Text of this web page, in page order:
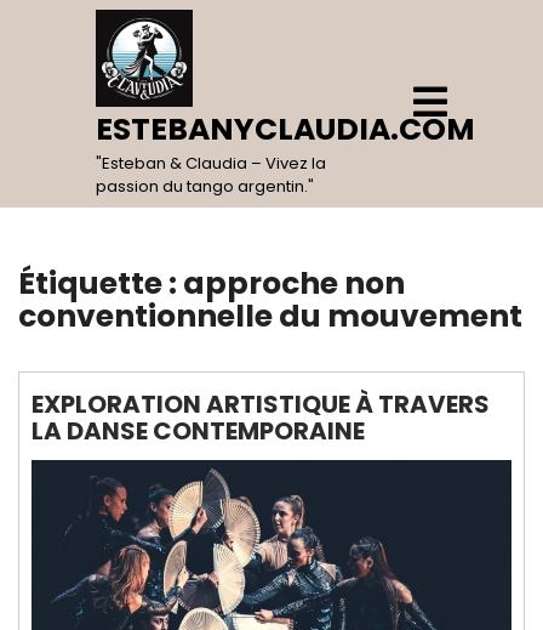
ESTEBANYCLAUDIA.COM
"Esteban & Claudia – Vivez la
passion du tango argentin."
Open
Menu
Étiquette : approche non
conventionnelle du mouvement
EXPLORATION ARTISTIQUE À TRAVERS
LA DANSE CONTEMPORAINE